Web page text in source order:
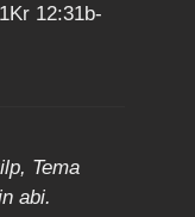
12:31b-
Tema
abi.